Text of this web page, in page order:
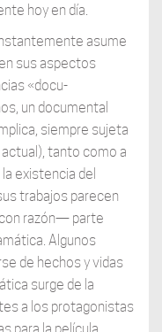
hoy en día.
asume
sus aspectos
«docu-
un documental
siempre sujeta
tanto como a
existencia del
trabajos parecen
razón— parte
Algunos
de hechos y vidas
surge de la
a los protagonistas